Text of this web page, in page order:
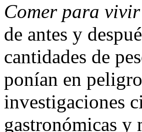
Comer para vivir
de antes y
cantidades de
ponían en
investigaciones
gastronómicas y